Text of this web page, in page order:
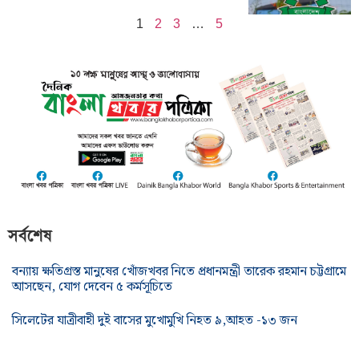
1 2 3 … 5
সর্বশেষ
বন্যায় ক্ষতিগ্রস্ত মানুষের খোঁজখবর নিতে প্রধানমন্ত্রী তারেক রহমান চট্টগ্রামে
আসছেন, যোগ দেবেন ৫ কর্মসূচিতে
সিলেটের যাত্রীবাহী দুই বাসের মুখোমুখি নিহত ৯,আহত -১৩ জন